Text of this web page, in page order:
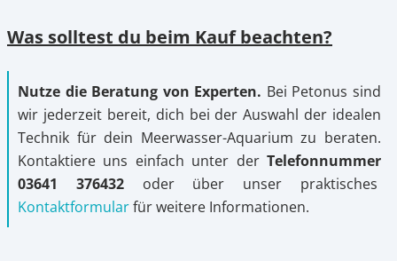
Was solltest du beim Kauf beachten?
Nutze die Beratung von Experten. Bei Petonus sind
wir jederzeit bereit, dich bei der Auswahl der idealen
Technik für dein Meerwasser-Aquarium zu beraten.
Kontaktiere uns einfach unter der Telefonnummer
03641 376432oder über unser praktisches
Kontaktformularfür weitere Informationen.